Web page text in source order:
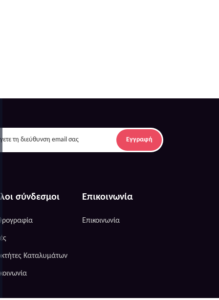
Εγγραφή
σύνδεσμοι
Καταλυμάτων
Επικοινωνία
Επικοινωνία